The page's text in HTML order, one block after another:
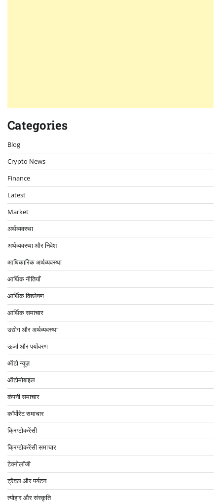
Categories
Blog
Crypto News
Finance
Latest
Market
अर्थव्यवस्था
अर्थव्यवस्था और निवेश
आधिकारिक अर्थव्यवस्था
आर्थिक नीतियाँ
आर्थिक विश्लेषण
आर्थिक समाचार
उद्योग और अर्थव्यवस्था
ऊर्जा और पर्यावरण
ऑटो न्यूज़
ऑटोमोबाइल
कंपनी समाचार
कॉर्पोरेट समाचार
क्रिप्टोकरेंसी
क्रिप्टोकरेंसी समाचार
टेक्नोलॉजी
ट्रैवल और पर्यटन
त्योहार और संस्कृति